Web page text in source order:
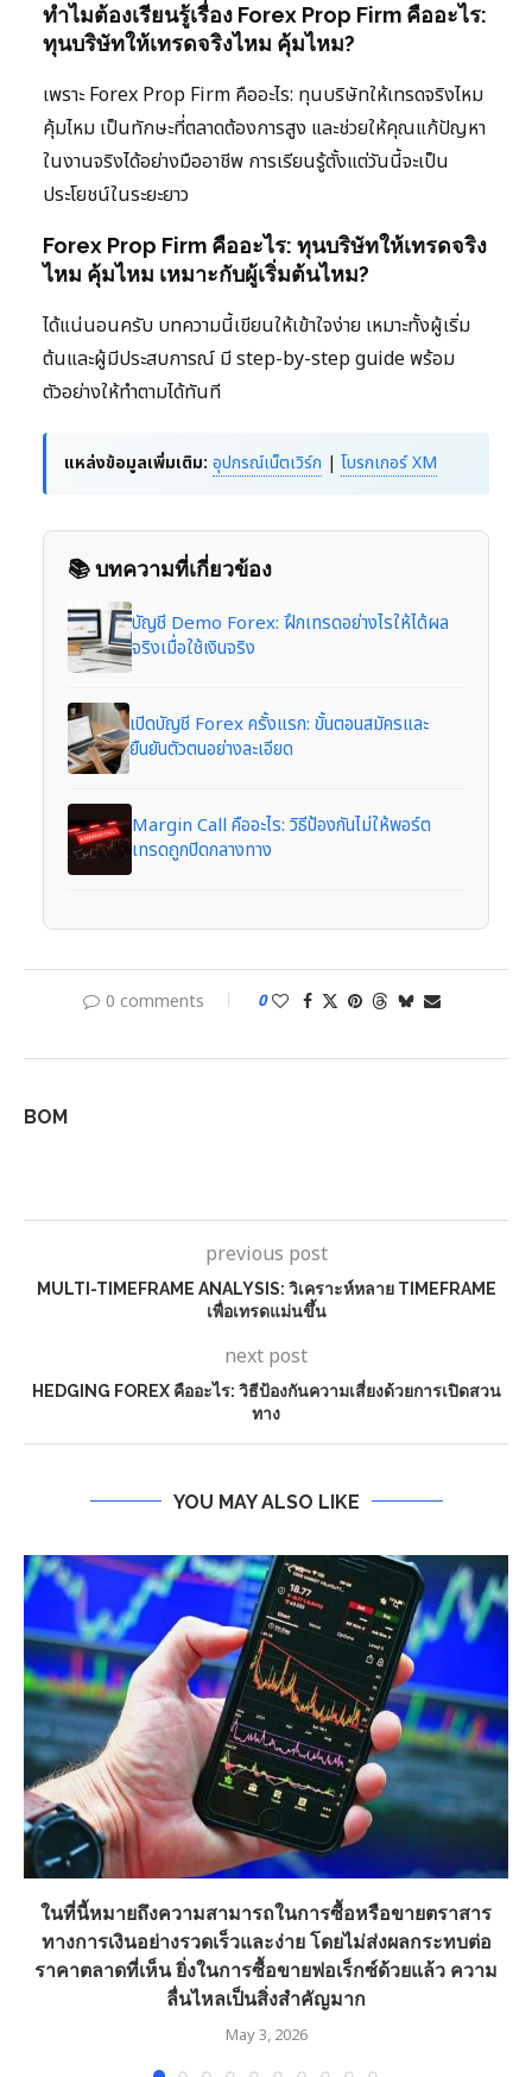
ทำไมต้องเรียนรู้เรื่อง Forex Prop Firm คืออะไร:
ทุนบริษัทให้เทรดจริงไหม คุ้มไหม?
เพราะ Forex Prop Firm คืออะไร: ทุนบริษัทให้เทรดจริงไหม
คุ้มไหม เป็นทักษะที่ตลาดต้องการสูง และช่วยให้คุณแก้ปัญหา
ในงานจริงได้อย่างมืออาชีพ การเรียนรู้ตั้งแต่วันนี้จะเป็น
ประโยชน์ในระยะยาว
Forex Prop Firm คืออะไร: ทุนบริษัทให้เทรดจริง
ไหม คุ้มไหม เหมาะกับผู้เริ่มต้นไหม?
ได้แน่นอนครับ บทความนี้เขียนให้เข้าใจง่าย เหมาะทั้งผู้เริ่ม
ต้นและผู้มีประสบการณ์ มี step-by-step guide พร้อม
ตัวอย่างให้ทำตามได้ทันที
แหล่งข้อมูลเพิ่มเติม: อุปกรณ์เน็ตเวิร์ก | โบรกเกอร์ XM
📚 บทความที่เกี่ยวข้อง
บัญชี Demo Forex: ฝึกเทรดอย่างไรให้ได้ผล
จริงเมื่อใช้เงินจริง
เปิดบัญชี Forex ครั้งแรก: ขั้นตอนสมัครและ
ยืนยันตัวตนอย่างละเอียด
Margin Call คืออะไร: วิธีป้องกันไม่ให้พอร์ต
เทรดถูกปิดกลางทาง
0 comments 0
BOM
previous post
MULTI-TIMEFRAME ANALYSIS: วิเคราะห์หลาย TIMEFRAME
เพื่อเทรดแม่นขึ้น
next post
HEDGING FOREX คืออะไร: วิธีป้องกันความเสี่ยงด้วยการเปิดสวน
ทาง
YOU MAY ALSO LIKE
ในที่นี้หมายถึงความสามารถในการซื้อหรือขายตราสาร
ทางการเงินอย่างรวดเร็วและง่าย โดยไม่ส่งผลกระทบต่อ
ราคาตลาดที่เห็น ยิ่งในการซื้อขายฟอเร็กซ์ด้วยแล้ว ความ
ลื่นไหลเป็นสิ่งสำคัญมาก
May 3, 2026